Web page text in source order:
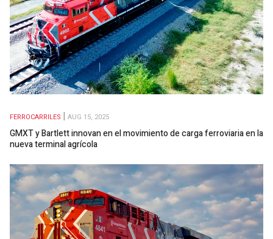
FERROCARRILES AUG 15, 2025
GMXT y Bartlett innovan en el movimiento de carga ferroviaria en la
nueva terminal agrícola